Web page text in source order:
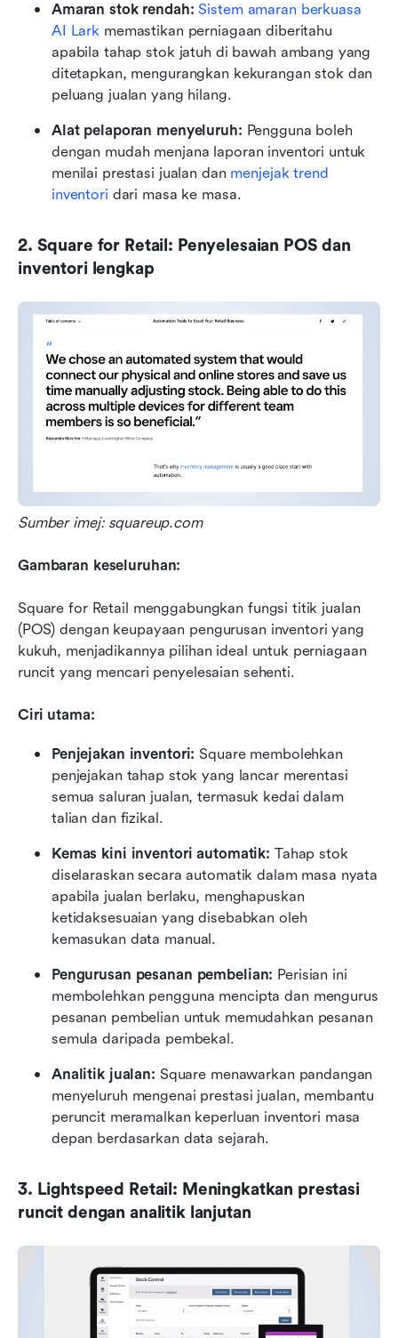
Amaran stok rendah: Sistem amaran berkuasa
AI Lark memastikan perniagaan diberitahu
apabila tahap stok jatuh di bawah ambang yang
ditetapkan, mengurangkan kekurangan stok dan
peluang jualan yang hilang.
Alat pelaporan menyeluruh: Pengguna boleh
dengan mudah menjana laporan inventori untuk
menilai prestasi jualan dan menjejak trend
inventori dari masa ke masa.
2. Square for Retail: Penyelesaian POS dan
inventori lengkap
Sumber imej: squareup.com
Gambaran keseluruhan:
Square for Retail menggabungkan fungsi titik jualan
(POS) dengan keupayaan pengurusan inventori yang
kukuh, menjadikannya pilihan ideal untuk perniagaan
runcit yang mencari penyelesaian sehenti.
Ciri utama:
Penjejakan inventori: Square membolehkan
penjejakan tahap stok yang lancar merentasi
semua saluran jualan, termasuk kedai dalam
talian dan fizikal.
Kemas kini inventori automatik: Tahap stok
diselaraskan secara automatik dalam masa nyata
apabila jualan berlaku, menghapuskan
ketidaksesuaian yang disebabkan oleh
kemasukan data manual.
Pengurusan pesanan pembelian: Perisian ini
membolehkan pengguna mencipta dan mengurus
pesanan pembelian untuk memudahkan pesanan
semula daripada pembekal.
Analitik jualan: Square menawarkan pandangan
menyeluruh mengenai prestasi jualan, membantu
peruncit meramalkan keperluan inventori masa
depan berdasarkan data sejarah.
3. Lightspeed Retail: Meningkatkan prestasi
runcit dengan analitik lanjutan